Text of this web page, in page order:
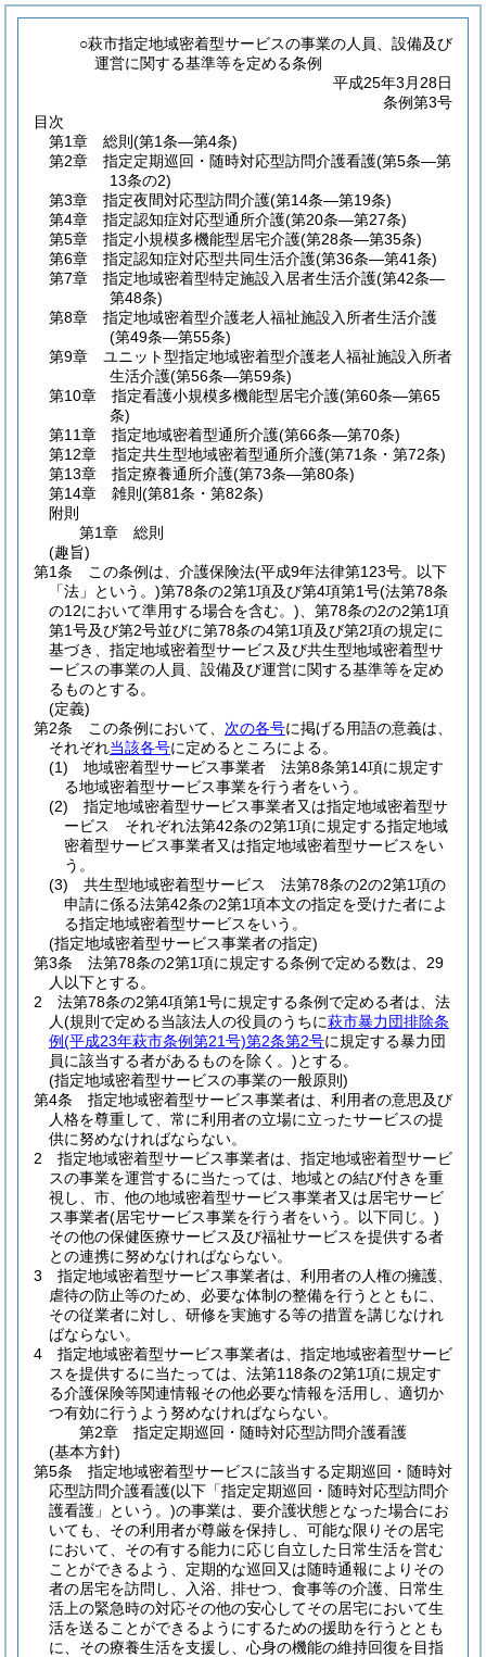
○萩市指定地域密着型サービスの事業の人員、設備及び
運営に関する基準等を定める条例
平成25年3月28日
条例第3号
目次
第1章
総則 (第1条―第4条)
第2章
指定定期巡回・随時対応型訪問介護看護(第5条―第
13条の2)
第3章
指定夜間対応型訪問介護(第14条―第19条)
第4章
指定認知症対応型通所介護(第20条―第27条)
第5章
指定小規模多機能型居宅介護(第28条―第35条)
第6章
指定認知症対応型共同生活介護(第36条―第41条)
第7章
指定地域密着型特定施設入居者生活介護(第42条―
第48条)
第8章
指定地域密着型介護老人福祉施設入所者生活介護
(第49条―第55条)
第9章
ユニット型指定地域密着型介護老人福祉施設入所者
生活介護(第56条―第59条)
第10章
指定看護小規模多機能型居宅介護(第60条―第65
条)
第11章
指定地域密着型通所介護(第66条―第70条)
第12章
指定共生型地域密着型通所介護(第71条・第72条)
第13章
指定療養通所介護(第73条―第80条)
第14章
雑則 (第81条・第82条)
附則
第1章
総則
(趣旨)
第1条
この条例は、介護保険法(平成9年法律第123号。以下
「法」という。)第78条の2第1項及び第4項第1号(法第78条
の12において準用する場合を含む。) 、第78条の2の2第1項
第1号及び第2号並びに第78条の4第1項及び第2項の規定に
基づき、指定地域密着型サービス及び共生型地域密着型サ
ービスの事業の人員、設備及び運営に関する基準等を定め
るものとする。
(定義)
第2条
この条例において、 次の各号に掲げる用語の意義は、
それぞれ当該各号に定めるところによる。
(1)
地域密着型サービス事業者 法第8条第14項に規定す
る地域密着型サービス事業を行う者をいう。
(2)
指定地域密着型サービス事業者又は指定地域密着型サ
ービス それぞれ法第42条の2第1項に規定する指定地域
密着型サービス事業者又は指定地域密着型サービスをい
う。
(3)
共生型地域密着型サービス 法第78条の2の2第1項の
申請に係る法第42条の2第1項本文の指定を受けた者によ
る指定地域密着型サービスをいう。
(指定地域密着型サービス事業者の指定)
第3条
法第78条の2第1項に規定する条例で定める数は、29
人以下とする。
2
法第78条の2第4項第1号に規定する条例で定める者は、法
人(規則で定める当該法人の役員のうちに萩市暴力団排除条
例(平成23年萩市条例第21号)第2条第2号に規定する暴力団
員に該当する者があるものを除く。)とする。
(指定地域密着型サービスの事業の一般原則)
第4条
指定地域密着型サービス事業者は、利用者の意思及び
人格を尊重して、常に利用者の立場に立ったサービスの提
供に努めなければならない。
2
指定地域密着型サービス事業者は、指定地域密着型サービ
スの事業を運営するに当たっては、地域との結び付きを重
視し、市、他の地域密着型サービス事業者又は居宅サービ
ス事業者(居宅サービス事業を行う者をいう。以下同じ。)
その他の保健医療サービス及び福祉サービスを提供する者
との連携に努めなければならない。
3
指定地域密着型サービス事業者は、利用者の人権の擁護、
虐待の防止等のため、必要な体制の整備を行うとともに、
その従業者に対し、研修を実施する等の措置を講じなけれ
ばならない。
4
指定地域密着型サービス事業者は、指定地域密着型サービ
スを提供するに当たっては、法第118条の2第1項に規定す
る介護保険等関連情報その他必要な情報を活用し、適切か
つ有効に行うよう努めなければならない。
第2章
指定定期巡回・随時対応型訪問介護看護
(基本方針)
第5条
指定地域密着型サービスに該当する定期巡回・随時対
応型訪問介護看護(以下「指定定期巡回・随時対応型訪問介
護看護」という。)の事業は、要介護状態となった場合にお
いても、その利用者が尊厳を保持し、可能な限りその居宅
において、その有する能力に応じ自立した日常生活を営む
ことができるよう、定期的な巡回又は随時通報によりその
者の居宅を訪問し、入浴、排せつ、食事等の介護、日常生
活上の緊急時の対応その他の安心してその居宅において生
活を送ることができるようにするための援助を行うととも
に、その療養生活を支援し、心身の機能の維持回復を目指